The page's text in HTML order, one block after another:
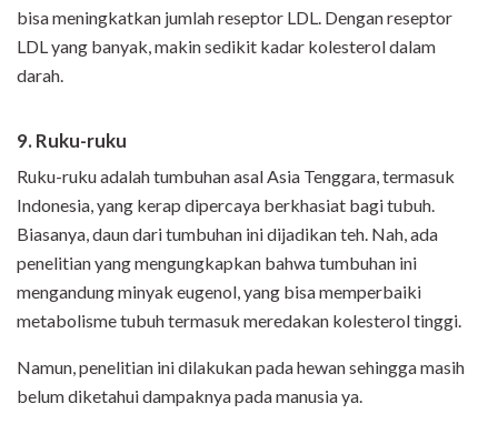
bisa meningkatkan jumlah reseptor LDL. Dengan reseptor
LDL yang banyak, makin sedikit kadar kolesterol dalam
darah.
9. Ruku-ruku
Ruku-ruku adalah tumbuhan asal Asia Tenggara, termasuk
Indonesia, yang kerap dipercaya berkhasiat bagi tubuh.
Biasanya, daun dari tumbuhan ini dijadikan teh. Nah, ada
penelitian yang mengungkapkan bahwa tumbuhan ini
mengandung minyak eugenol, yang bisa memperbaiki
metabolisme tubuh termasuk meredakan kolesterol tinggi.
Namun, penelitian ini dilakukan pada hewan sehingga masih
belum diketahui dampaknya pada manusia ya.